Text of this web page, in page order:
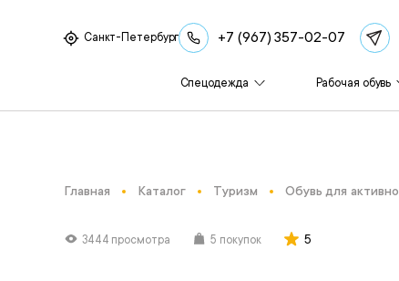
Санкт-Петербург +7 (967) 357-02-07
Спецодежда Рабочая обувь
Главная Каталог Туризм Обувь для
3444 просмотра 5 покупок 5